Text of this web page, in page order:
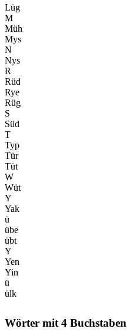
Lüg
M
Müh
Mys
N
Nys
R
Rüd
Rye
Rüg
S
Süd
T
Typ
Tür
Tüt
W
Wüt
Y
Yak
ü
übe
übt
Y
Yen
Yin
ü
ülk
Wörter mit 4 Buchstaben